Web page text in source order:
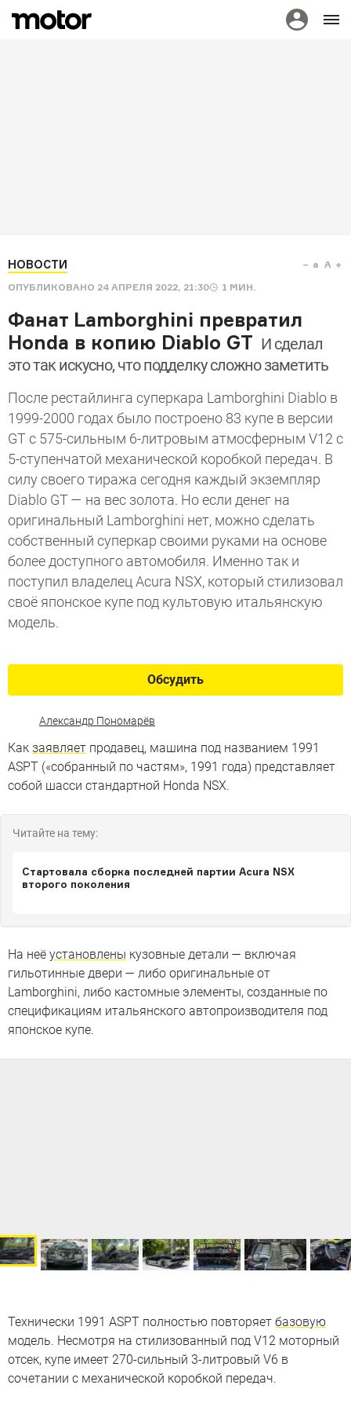
НОВОСТИ
ОПУБЛИКОВАНО 24 АПРЕЛЯ 2022, 21:30 1 МИН.
a A
Фанат Lamborghini превратил
Honda в копию Diablo GT И сделал
это так искусно, что подделку сложно заметить
После рестайлинга суперкара Lamborghini Diablo в
1999-2000 годах было построено 83 купе в версии
GT с 575-сильным 6-литровым атмосферным V12 с
5-ступенчатой механической коробкой передач. В
силу своего тиража сегодня каждый экземпляр
Diablo GT — на вес золота. Но если денег на
оригинальный Lamborghini нет, можно сделать
собственный суперкар своими руками на основе
более доступного автомобиля. Именно так и
поступил владелец Acura NSX, который стилизовал
своё японское купе под культовую итальянскую
модель.
Обсудить
Александр Пономарёв
Как заявляет продавец, машина под названием 1991
ASPT («собранный по частям», 1991 года) представляет
собой шасси стандартной Honda NSX.
Читайте на тему:
Стартовала сборка последней партии Acura NSX
второго поколения
На неё установлены кузовные детали — включая
гильотинные двери — либо оригинальные от
Lamborghini, либо кастомные элементы, созданные по
спецификациям итальянского автопроизводителя под
японское купе.
Технически 1991 ASPT полностью повторяет базовую
модель. Несмотря на стилизованный под V12 моторный
отсек, купе имеет 270-сильный 3-литровый V6 в
сочетании с механической коробкой передач.